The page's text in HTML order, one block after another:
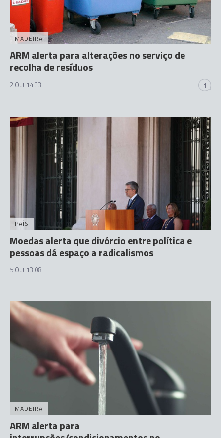
MADEIRA
ARM alerta para alterações no serviço de
recolha de resíduos
2 Out 14:33 1
PAÍS
Moedas alerta que divórcio entre política e
pessoas dá espaço a radicalismos
5 Out 13:08
MADEIRA
ARM alerta para